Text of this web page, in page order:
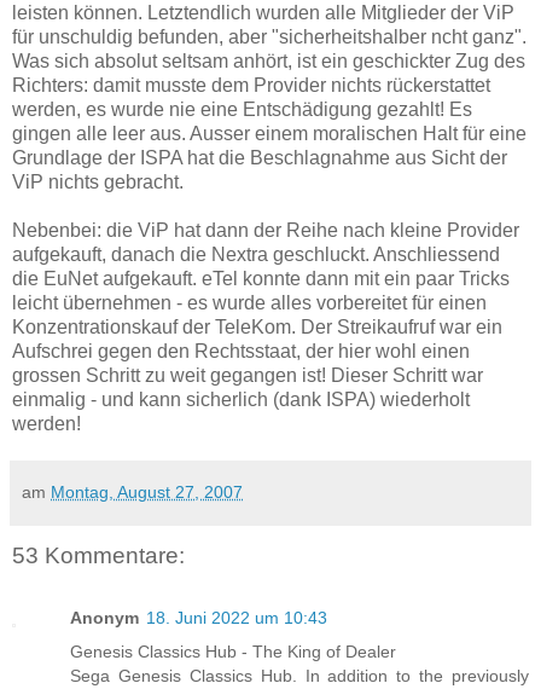
leisten können. Letztendlich wurden alle Mitglieder der ViP
für unschuldig befunden, aber "sicherheitshalber ncht ganz".
Was sich absolut seltsam anhört, ist ein geschickter Zug des
Richters: damit musste dem Provider nichts rückerstattet
werden, es wurde nie eine Entschädigung gezahlt! Es
gingen alle leer aus. Ausser einem moralischen Halt für eine
Grundlage der ISPA hat die Beschlagnahme aus Sicht der
ViP nichts gebracht.
Nebenbei: die ViP hat dann der Reihe nach kleine Provider
aufgekauft, danach die Nextra geschluckt. Anschliessend
die EuNet aufgekauft. eTel konnte dann mit ein paar Tricks
leicht übernehmen - es wurde alles vorbereitet für einen
Konzentrationskauf der TeleKom. Der Streikaufruf war ein
Aufschrei gegen den Rechtsstaat, der hier wohl einen
grossen Schritt zu weit gegangen ist! Dieser Schritt war
einmalig - und kann sicherlich (dank ISPA) wiederholt
werden!
am Montag, August 27, 2007
53 Kommentare:
Anonym 18. Juni 2022 um 10:43
Genesis Classics Hub - The King of Dealer
Sega Genesis Classics Hub. In addition to the previously